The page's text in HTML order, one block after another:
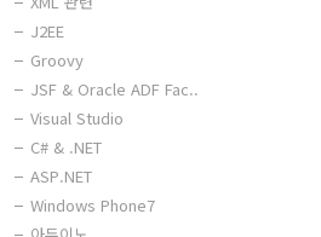
J2EE
Groovy
JSF & Oracle ADF Fac..
Visual Studio
C# & .NET
ASP.NET
Windows Phone7